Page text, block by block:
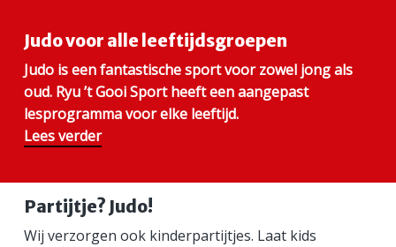
Judo voor alle leeftijdsgroepen
Judo is een fantastische sport voor zowel jong als
oud. Ryu ’t Gooi Sport heeft een aangepast
lesprogramma voor elke leeftijd.
Lees verder
Partijtje? Judo!
Wij verzorgen ook kinderpartijtjes. Laat kids